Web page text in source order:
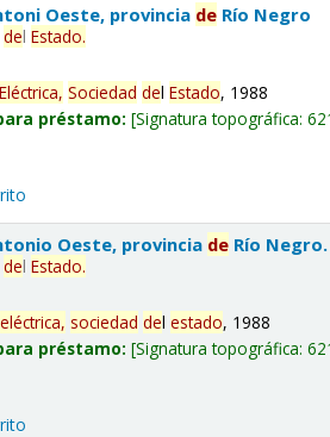
Oeste, provincia de Río Negro
delEstado.
Eléctrica, Sociedad delEstado, 1988
préstamo: Signatura topográfica:
Oeste, provincia de Río Negro.
delEstado.
eléctrica, sociedad delestado, 1988
préstamo: Signatura topográfica: